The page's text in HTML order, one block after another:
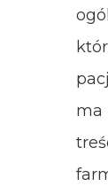
ma